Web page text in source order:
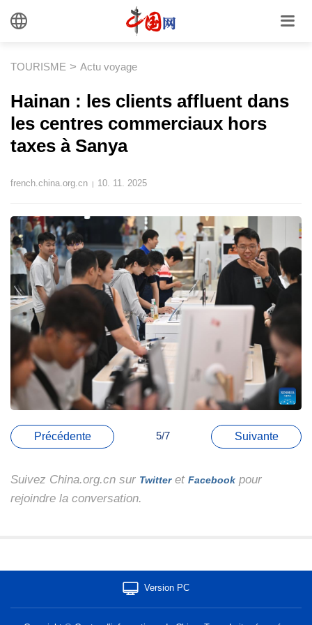
TOURISME > Actu voyage
Hainan : les clients affluent dans
les centres commerciaux hors
taxes à Sanya
french.china.org.cn | 10. 11. 2025
Précédente 5/7 Suivante
Suivez China.org.cn sur Twitteret Facebook pour
rejoindre la conversation.
Version PC